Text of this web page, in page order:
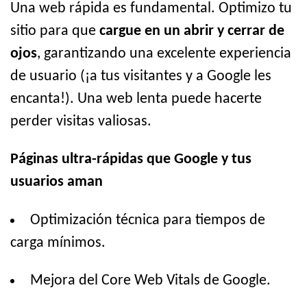
Una web rápida es fundamental. Optimizo tu
sitio para que cargue en un abrir y cerrar de
ojos, garantizando una excelente experiencia
de usuario (¡a tus visitantes y a Google les
encanta!). Una web lenta puede hacerte
perder visitas valiosas.
Páginas ultra-rápidas que Google y tus
usuarios aman
Optimización técnica para tiempos de
carga mínimos.
Mejora del Core Web Vitals de Google.